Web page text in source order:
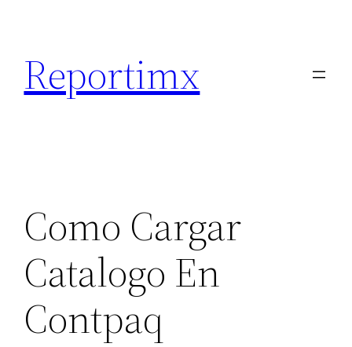
contenido
Reportimx
Como Cargar
Catalogo En
Contpaq